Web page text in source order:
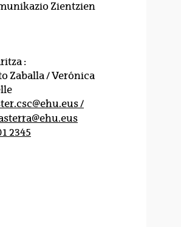
Zientzien
:
Zaballa / Verónica
/
2345